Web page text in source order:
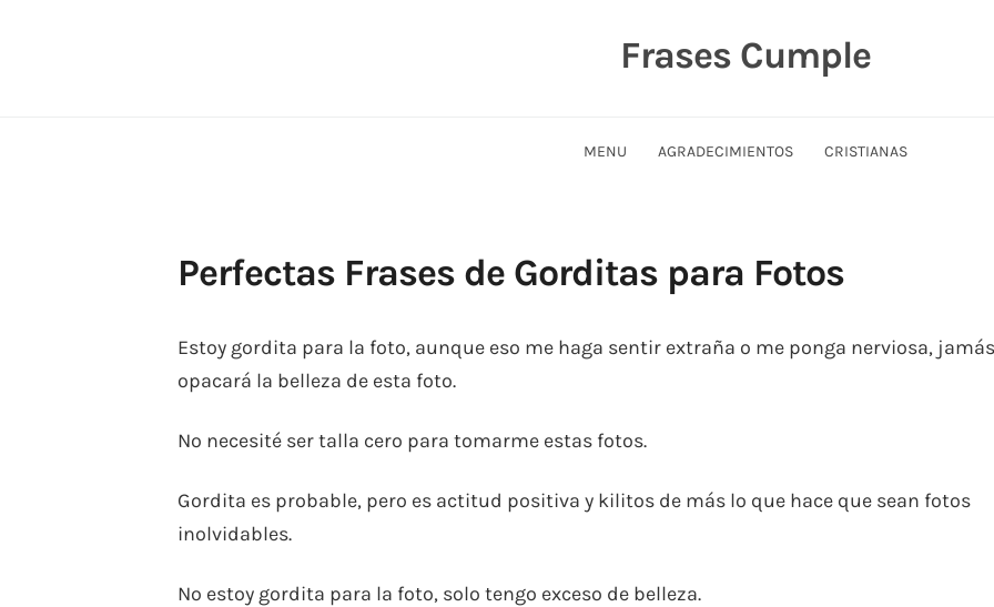
Frases Cumple
MENU AGRADECIMIENTOS CRISTIANAS
Perfectas Frases de Gorditas para Fotos
Estoy gordita para la foto, aunque eso me haga sentir extraña o me ponga nerviosa, jamás
opacará la belleza de esta foto.
No necesité ser talla cero para tomarme estas fotos.
Gordita es probable, pero es actitud positiva y kilitos de más lo que hace que sean fotos
inolvidables.
No estoy gordita para la foto, solo tengo exceso de belleza.